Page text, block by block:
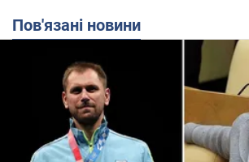
Пов'язані новини